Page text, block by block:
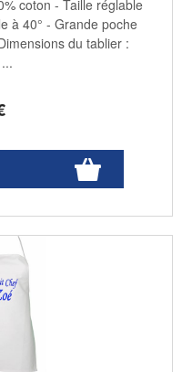
coton - Taille réglable
à 40° - Grande poche
du tablier :